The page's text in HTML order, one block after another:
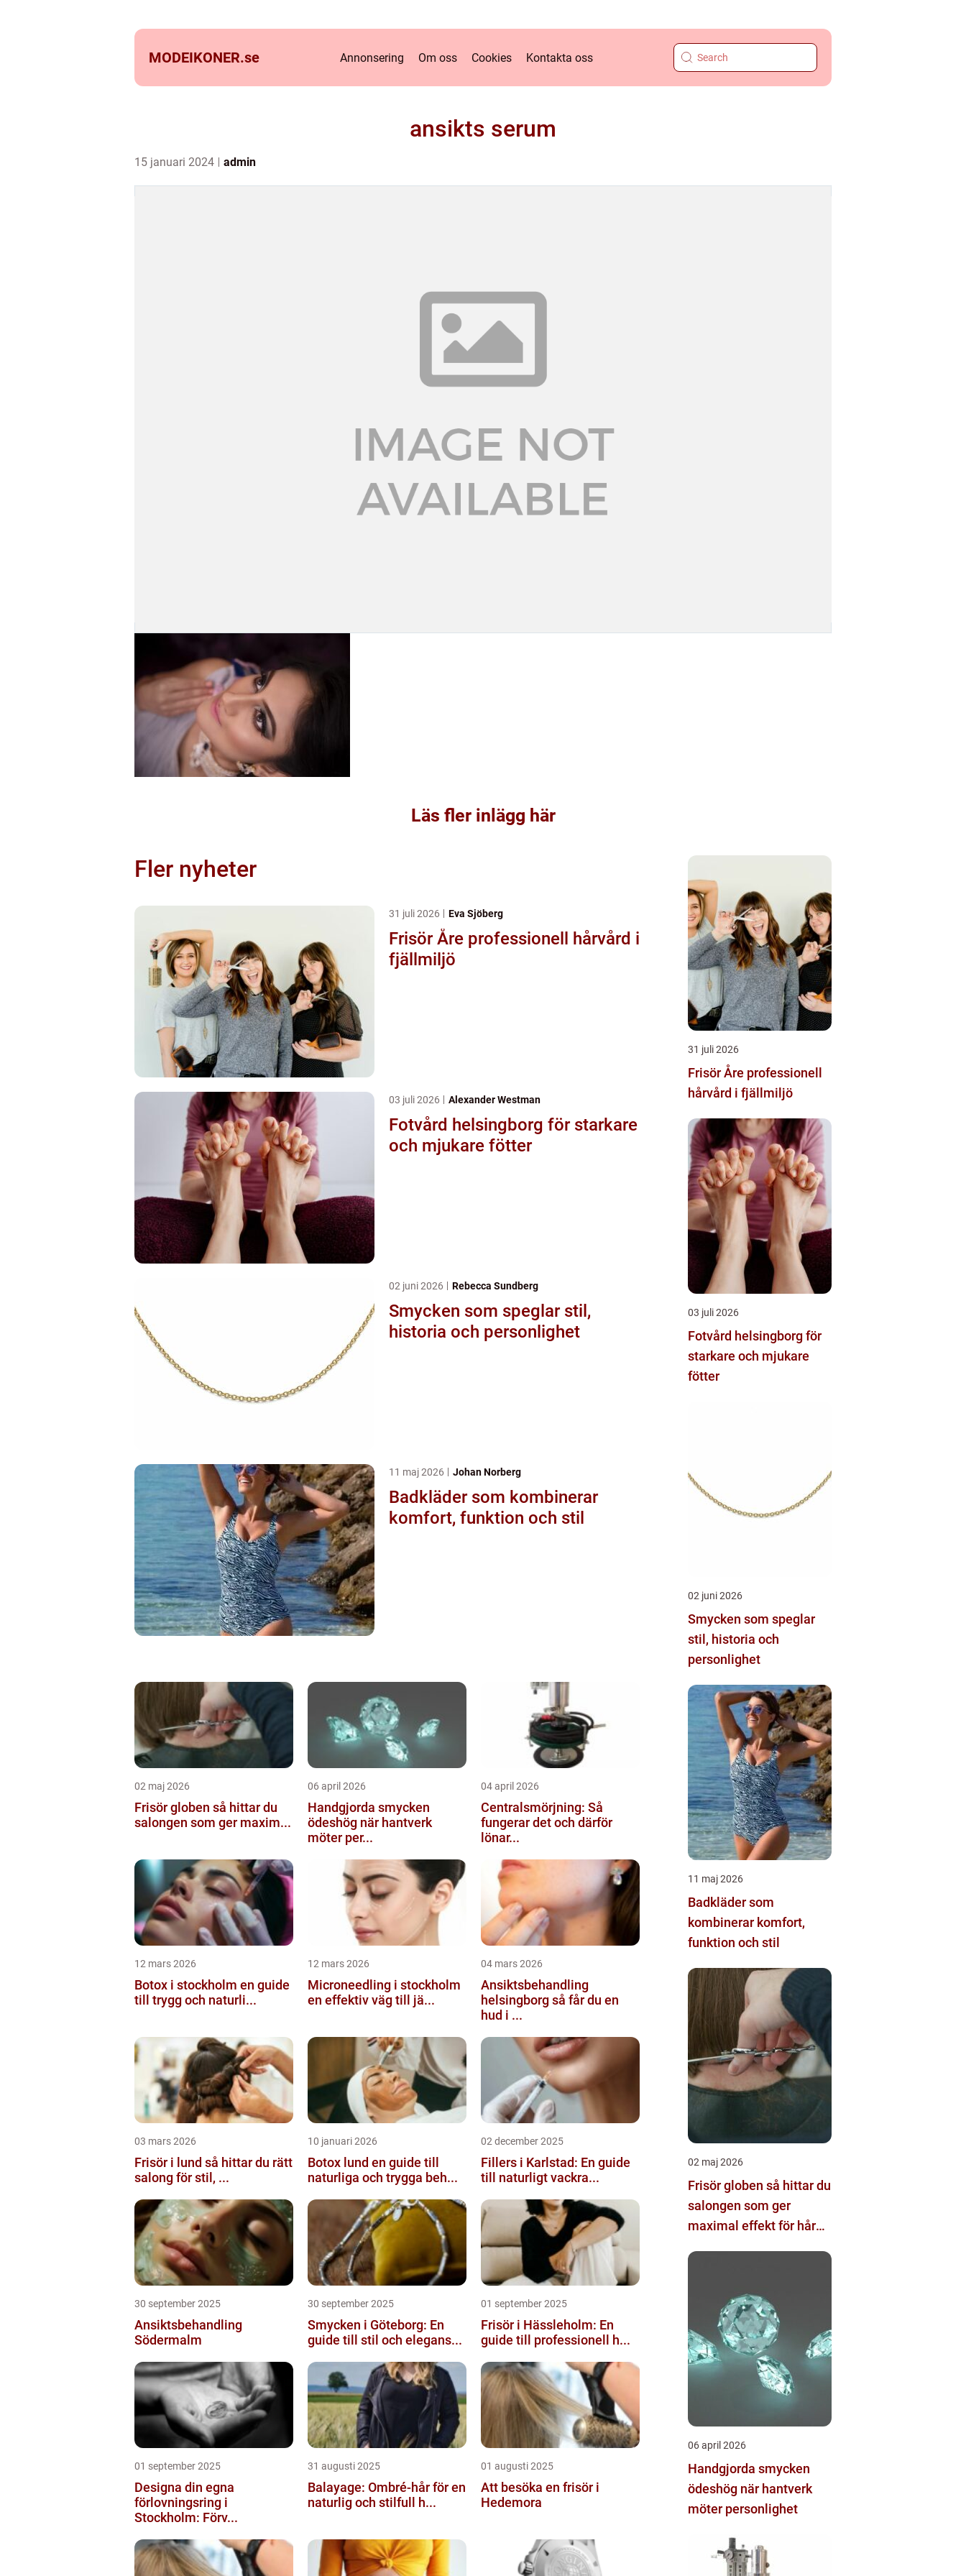
MODEIKONER.se Annonsering Om oss Cookies Kontakta oss
ansikts serum
15 januari 2024 admin
Läs fler inlägg här
Fler nyheter
31 juli 2026 Eva Sjöberg
Frisör Åre professionell hårvård i
fjällmiljö
03 juli 2026 Alexander Westman
Fotvård helsingborg för starkare
och mjukare fötter
02 juni 2026 Rebecca Sundberg
Smycken som speglar stil,
historia och personlighet
11 maj 2026 Johan Norberg
Badkläder som kombinerar
komfort, funktion och stil
02 maj 2026
Frisör globen så hittar du
salongen som ger maxim...
06 april 2026
Handgjorda smycken
ödeshög när hantverk
möter per...
04 april 2026
Centralsmörjning: Så
fungerar det och därför
lönar...
12 mars 2026
Botox i stockholm en guide
till trygg och naturli...
12 mars 2026
Microneedling i stockholm
en effektiv väg till jä...
04 mars 2026
Ansiktsbehandling
helsingborg så får du en
hud i ...
03 mars 2026
Frisör i lund så hittar du rätt
salong för stil, ...
10 januari 2026
Botox lund en guide till
naturliga och trygga beh...
02 december 2025
Fillers i Karlstad: En guide
till naturligt vackra...
30 september 2025
Ansiktsbehandling
Södermalm
30 september 2025
Smycken i Göteborg: En
guide till stil och elegans...
01 september 2025
Frisör i Hässleholm: En
guide till professionell h...
01 september 2025
Designa din egna
förlovningsring i
Stockholm: Förv...
31 augusti 2025
Balayage: Ombré-hår för en
naturlig och stilfull h...
01 augusti 2025
Att besöka en frisör i
Hedemora
31 juli 2026
Frisör Åre professionell
hårvård i fjällmiljö
03 juli 2026
Fotvård helsingborg för
starkare och mjukare
fötter
02 juni 2026
Smycken som speglar
stil, historia och
personlighet
11 maj 2026
Badkläder som
kombinerar komfort,
funktion och stil
02 maj 2026
Frisör globen så hittar du
salongen som ger
maximal effekt för hår
06 april 2026
Handgjorda smycken
ödeshög när hantverk
möter personlighet